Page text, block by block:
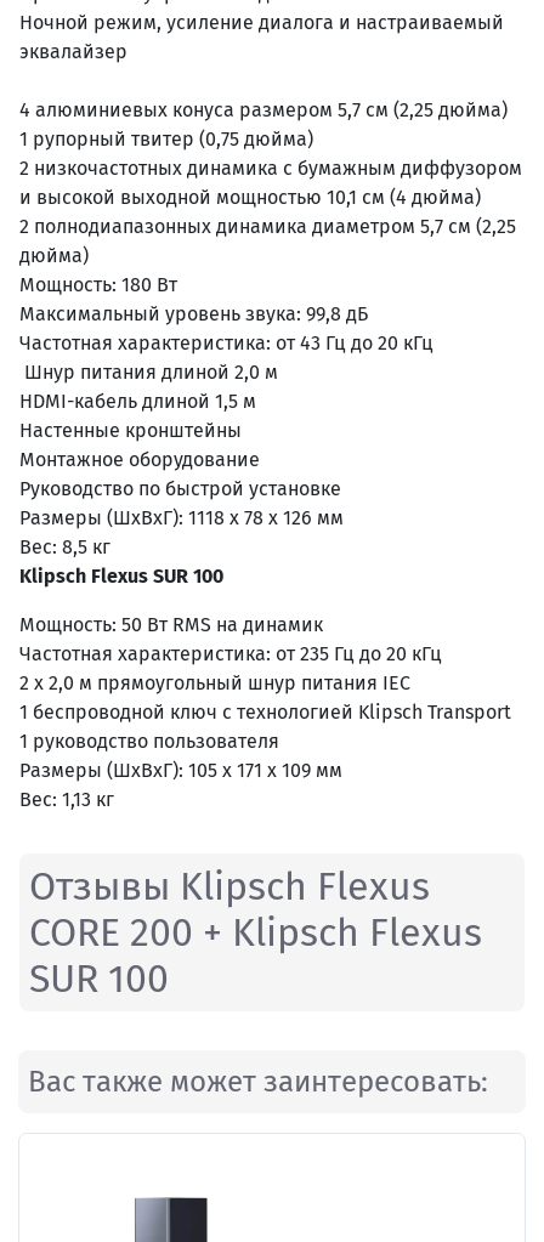
Ночной режим, усиление диалога и настраиваемый
эквалайзер
4 алюминиевых конуса размером 5,7 см (2,25 дюйма)
1 рупорный твитер (0,75 дюйма)
2 низкочастотных динамика с бумажным диффузором
и высокой выходной мощностью 10,1 см (4 дюйма)
2 полнодиапазонных динамика диаметром 5,7 см (2,25
дюйма)
Мощность: 180 Вт
Максимальный уровень звука: 99,8 дБ
Частотная характеристика: от 43 Гц до 20 кГц
Шнур питания длиной 2,0 м
HDMI-кабель длиной 1,5 м
Настенные кронштейны
Монтажное оборудование
Руководство по быстрой установке
Размеры (ШxВxГ): 1118 x 78 x 126 мм
Вес: 8,5 кг
Klipsch Flexus SUR 100
Мощность: 50 Вт RMS на динамик
Частотная характеристика: от 235 Гц до 20 кГц
2 x 2,0 м прямоугольный шнур питания IEC
1 беспроводной ключ с технологией Klipsch Transport
1 руководство пользователя
Размеры (ШxВxГ): 105 x 171 x 109 мм
Вес: 1,13 кг
Отзывы Klipsch Flexus
CORE 200 + Klipsch Flexus
SUR 100
Вас также может заинтересовать: